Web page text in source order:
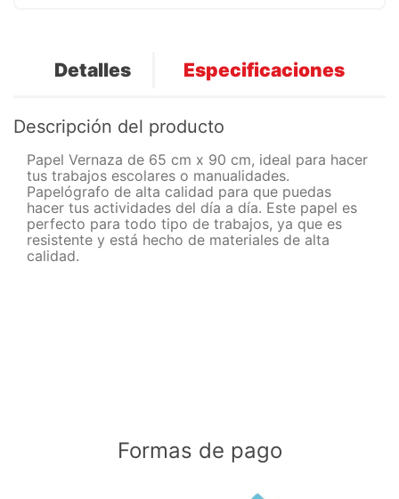
Detalles Especificaciones
Descripción del producto
Papel Vernaza de 65 cm x 90 cm, ideal para hacer
tus trabajos escolares o manualidades.
Papelógrafo de alta calidad para que puedas
hacer tus actividades del día a día. Este papel es
perfecto para todo tipo de trabajos, ya que es
resistente y está hecho de materiales de alta
calidad.
Formas de pago